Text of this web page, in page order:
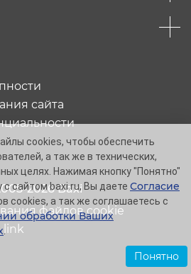
2026 Baxi
сайта
файлов cookie
link
cookies, чтобы обеспечить
а так же в технических,
целях. Нажимая кнопку "Понятно"
сайтом baxi.ru, Вы даете Согласие
cookies, а так же соглашаетесь с
обработки Ваших
.
Понятно